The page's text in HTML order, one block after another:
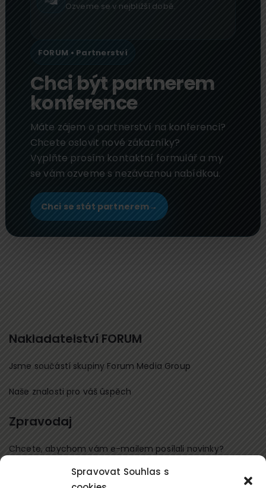
Spravovat Souhlas s
FORUM • Partnerství
Chci být partnerem
konference
Máte zájem o partnerství na konferenci?
Chcete oslovit nové zákazníky?
Vyplňte prosím kontaktní formulář a my
se vám ozveme s nezávaznou nabídkou.
Chci se stát partnerem→
Ozveme se v nejbližší době.
Nakladatelství FORUM
Jsme součástí skupiny Forum Media Group
Naše znalosti pro váš úspěch
Zpravodaj
Chcete, abychom vám e-mailem posílali novinky?
Přihlaste se k odběru